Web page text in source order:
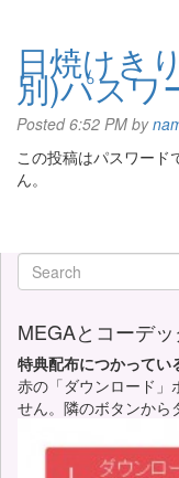
日焼けき
別)パスワ
Posted6:52 PM by
この投稿はパスワード
ん。
MEGAとコーデッ
特典配布につかってい
赤の「ダウンロード」
せん。隣のボタンから